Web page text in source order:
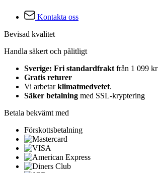
Kontakta oss
Bevisad kvalitet
Handla säkert och pålitligt
Sverige: Fri standardfrakt från 1 099 kr
Gratis returer
Vi arbetarklimatmedvetet.
Säker betalning med SSL-kryptering
Betala bekvämt med
Förskottsbetalning